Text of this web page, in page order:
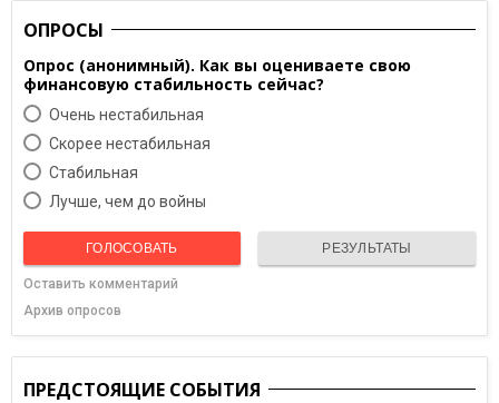
ОПРОСЫ
Опрос (анонимный). Как вы оцениваете свою
финансовую стабильность сейчас?
Очень нестабильная
Скорее нестабильная
Cтабильная
Лучше, чем до войны
ГОЛОСОВАТЬ РЕЗУЛЬТАТЫ
Оставить комментарий
Архив опросов
ПРЕДСТОЯЩИЕ СОБЫТИЯ